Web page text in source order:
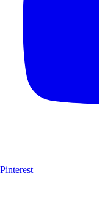
Pinterest